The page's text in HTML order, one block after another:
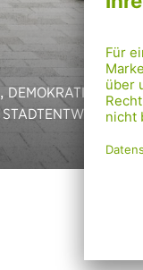
, DEMOKRATIE
STADTENTWICKLUNG